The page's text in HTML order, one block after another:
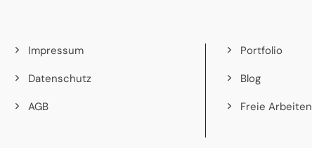
Impressum
Datenschutz
AGB
Portfolio
Blog
Freie Arbeiten